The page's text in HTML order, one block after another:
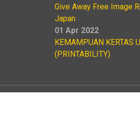
Give Away Free Image
Japan
01 Apr 2022
KEMAMPUAN KERTAS
(PRINTABILITY)